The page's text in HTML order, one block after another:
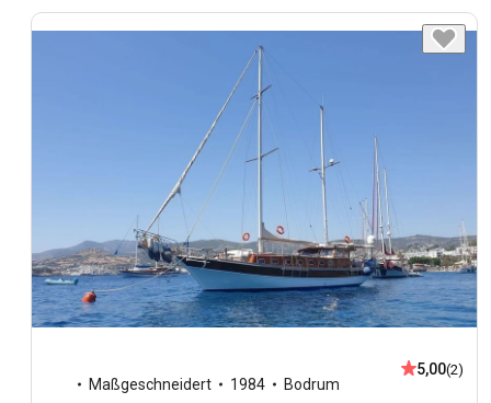
Maßgeschneidert 1984 Bodrum
5,00(2)